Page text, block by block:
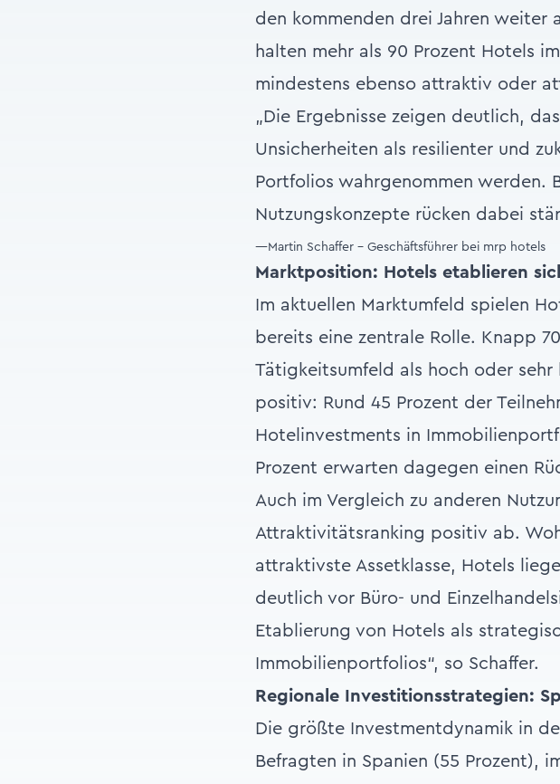
den kommenden drei Jahren
halten mehr als 90 Prozent Hotels
mindestens ebenso attraktiv oder
„Die Ergebnisse zeigen deutlich,
Unsicherheiten als resilienter und
Portfolios wahrgenommen
Nutzungskonzepte rücken dabei
—Martin Schaffer - Geschäftsführer bei mrp hotels
Marktposition: Hotels etablieren
Im aktuellen Marktumfeld spielen
bereits eine zentrale Rolle. Knapp
Tätigkeitsumfeld als hoch oder
positiv: Rund 45 Prozent der
Hotelinvestments in
Prozent erwarten dagegen einen
Auch im Vergleich zu anderen
Attraktivitätsranking positiv ab.
attraktivste Assetklasse, Hotels
deutlich vor Büro- und
Etablierung von Hotels als
Immobilienportfolios“, so Schaffer.
Regionale Investitionsstrategien:
Die größte Investmentdynamik in
Befragten in Spanien (55 Prozent),